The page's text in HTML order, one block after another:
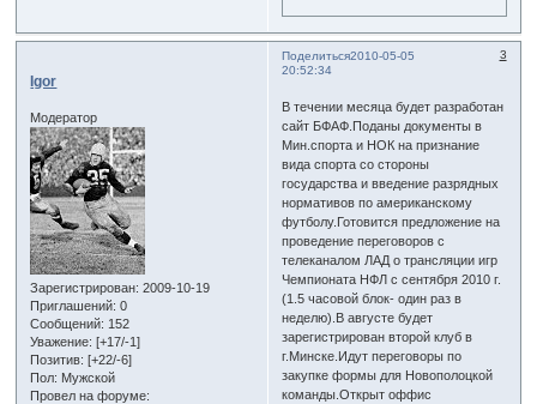
Поделиться 3
2010-05-05
20:52:34
Igor
Модератор
Зарегистрирован: 2009-10-19
Приглашений: 0
Сообщений: 152
Уважение: [+17/-1]
Позитив: [+22/-6]
Пол: Мужской
Провел на форуме:
В течении месяца будет разработан
сайт БФАФ.Поданы документы в
Мин.спорта и НОК на признание
вида спорта со стороны
государства и введение разрядных
нормативов по американскому
футболу.Готовится предложение на
проведение переговоров с
телеканалом ЛАД о трансляции игр
Чемпионата НФЛ с сентября 2010 г.
(1.5 часовой блок- один раз в
неделю).В августе будет
зарегистрирован второй клуб в
г.Минске.Идут переговоры по
закупке формы для Новополоцкой
команды.Открыт оффис